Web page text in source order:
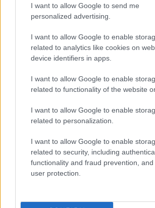
I want to allow Google to send me
personalized advertising.
I want to allow Google to enable
related to analytics like cookies on
device identifiers in apps.
I want to allow Google to enable
related to functionality of the website
I want to allow Google to enable
related to personalization.
I want to allow Google to enable
related to security, including
functionality and fraud prevention,
user protection.
#CAROLA
#OCCIDENTE
#PARTITO DEMOCRATICO
Democratici Usa
ostaggio degli islamo-